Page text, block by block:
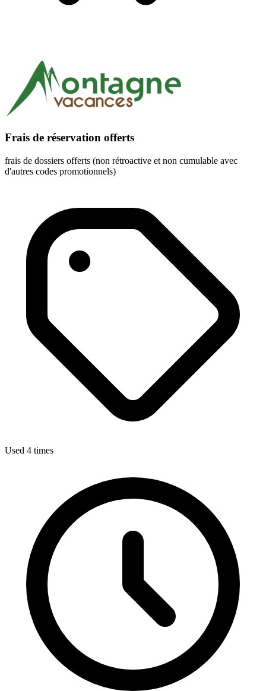
Frais de réservation offerts
frais de dossiers offerts (non rétroactive et non cumulable avec
d'autres codes promotionnels)
Used 4 times